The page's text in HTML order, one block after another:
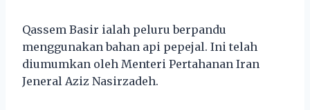
Qassem Basir ialah peluru berpandu
menggunakan bahan api pepejal. Ini telah
diumumkan oleh Menteri Pertahanan Iran
Jeneral Aziz Nasirzadeh.